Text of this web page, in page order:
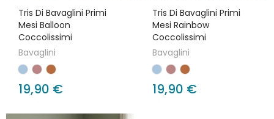
Tris Di Bavaglini Primi
Mesi Balloon
Coccolissimi
Bavaglini
19,90 €
Tris Di Bavaglini Primi
Mesi Rainbow
Coccolissimi
Bavaglini
19,90 €